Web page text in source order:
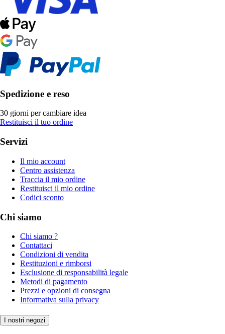
Spedizione e reso
30 giorni per cambiare idea
Restituisci il tuo ordine
Servizi
Il mio account
Centro assistenza
Traccia il mio ordine
Restituisci il mio ordine
Codici sconto
Chi siamo
Chi siamo ?
Contattaci
Condizioni di vendita
Restituzioni e rimborsi
Esclusione di responsabilità legale
Metodi di pagamento
Prezzi e opzioni di consegna
Informativa sulla privacy
I nostri negozi